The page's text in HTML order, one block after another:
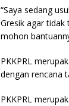
“Saya sedang
Gresik agar
mohon
PKKPRL
dengan rencana
PKKPRL